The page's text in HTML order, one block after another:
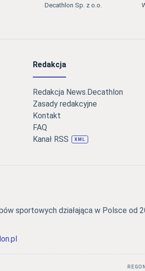
Decathlon Sp. z o.o.
Redakcja
Redakcja News.Decathlon
Zasady redakcyjne
Kontakt
FAQ
Kanał RSS
XML
sportowych działająca w Polsce od
REGON